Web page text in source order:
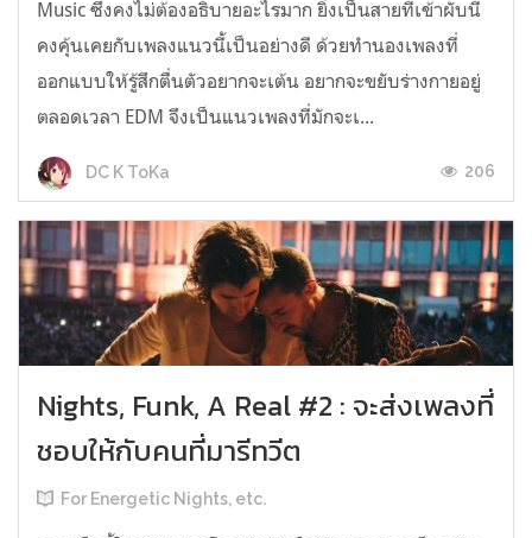
Music ซึ่งคงไม่ต้องอธิบายอะไรมาก ยิ่งเป็นสายที่เข้าผับนี่
คงคุ้นเคยกับเพลงแนวนี้เป็นอย่างดี ด้วยทำนองเพลงที่
ออกแบบให้รู้สึกตื่นตัวอยากจะเต้น อยากจะขยับร่างกายอยู่
ตลอดเวลา EDM จึงเป็นแนวเพลงที่มักจะเ...
DC K ToKa 206
Nights, Funk, A Real #2 : จะส่งเพลงที่
ชอบให้กับคนที่มารีทวีต
For Energetic Nights, etc.